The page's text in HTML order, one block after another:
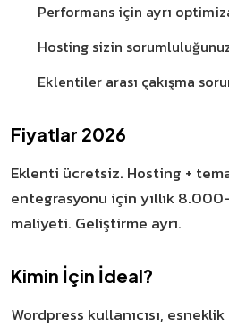
Performans için ayrı
Hosting sizin
Eklentiler arası çakışma
Fiyatlar 2026
Eklenti ücretsiz. Hosting +
entegrasyonu için yıllık
maliyeti. Geliştirme ayrı.
Kimin İçin İdeal?
Wordpress kullanıcısı,